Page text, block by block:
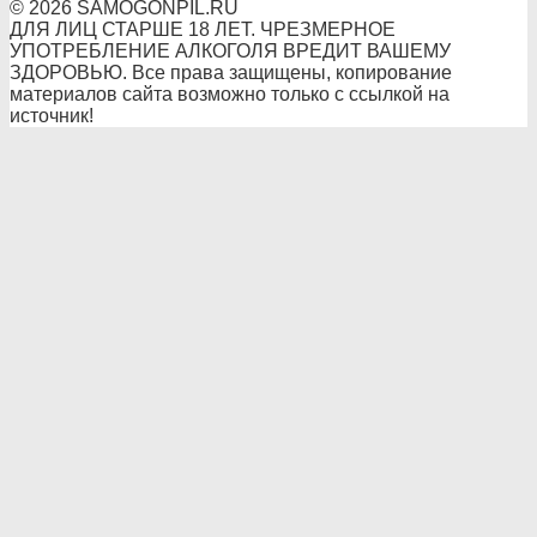
© 2026 SAMOGONPIL.RU
ДЛЯ ЛИЦ СТАРШЕ 18 ЛЕТ. ЧРЕЗМЕРНОЕ
УПОТРЕБЛЕНИЕ АЛКОГОЛЯ ВРЕДИТ ВАШЕМУ
ЗДОРОВЬЮ. Все права защищены, копирование
материалов сайта возможно только с ссылкой на
источник!